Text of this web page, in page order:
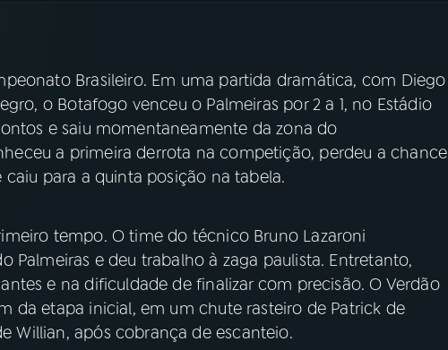
Brasileiro. Em uma partida dramática, com Diego
o Botafogo venceu o Palmeiras por 2 a 1, no Estádio
e saiu momentaneamente da zona do
a primeira derrota na competição, perdeu a chance
para a quinta posição na tabela.
tempo. O time do técnico Bruno Lazaroni
Palmeiras e deu trabalho à zaga paulista. Entretanto,
e na dificuldade de finalizar com precisão. O Verdão
da etapa inicial, em um chute rasteiro de Patrick de
Willian, após cobrança de escanteio.